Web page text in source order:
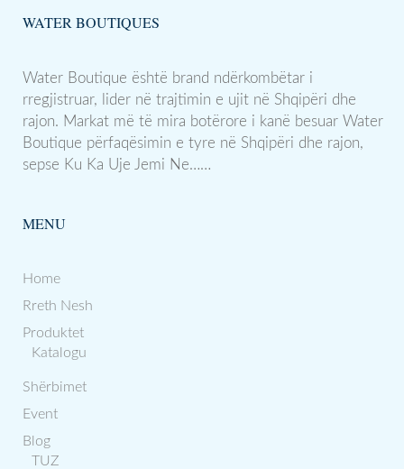
WATER BOUTIQUES
Water Boutique është brand ndërkombëtar i
rregjistruar, lider në trajtimin e ujit në Shqipëri dhe
rajon. Markat më të mira botërore i kanë besuar Water
Boutique përfaqësimin e tyre në Shqipëri dhe rajon,
sepse Ku Ka Uje Jemi Ne……
MENU
Home
Rreth Nesh
Produktet
Katalogu
Shërbimet
Event
Blog
TUZ